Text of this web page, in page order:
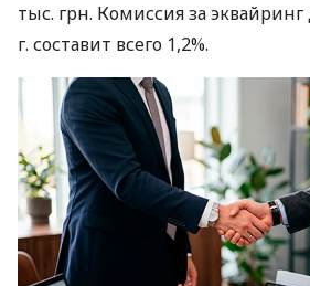
тыс. грн. Комиссия за эквайринг
г. составит всего 1,2%.